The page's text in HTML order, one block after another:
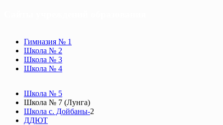
Гимназия № 1
Школа № 2
Школа № 3
Школа № 4
Школа № 5
Школа № 7 (Лунга)
Школа с. Дойбаны-2
ДДЮТ